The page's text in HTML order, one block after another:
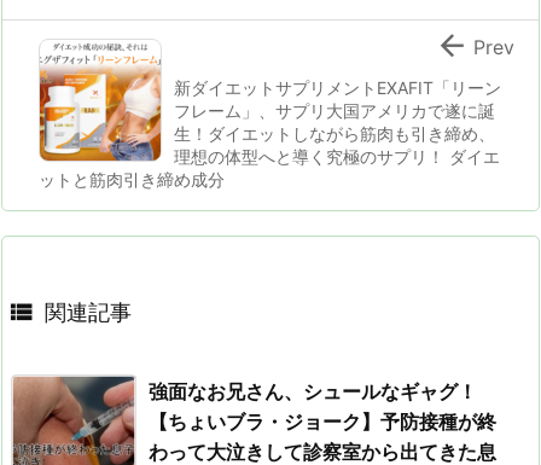
新ダイエットサプリメントEXAFIT「リーン
フレーム」、サプリ大国アメリカで遂に誕
生！ダイエットしながら筋肉も引き締め、
理想の体型へと導く究極のサプリ！ ダイエ
ットと筋肉引き締め成分
 Prev
 関連記事
強面なお兄さん、シュールなギャグ！
【ちょいブラ・ジョーク】予防接種が終
わって大泣きして診察室から出てきた息